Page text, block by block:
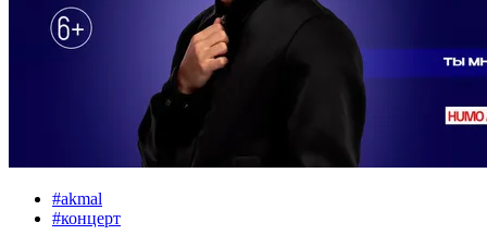
#akmal
#концерт